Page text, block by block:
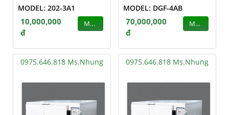
MODEL: 202-3A1
10,000,000
đ
MUA
MODEL: DGF-4AB
70,000,000
đ
MUA
0975.646.818 Ms.Nhung 0975.646.818 Ms.Nhung